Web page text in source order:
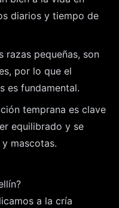
diarios y tiempo de
razas pequeñas, son
por lo que el
es fundamental.
temprana es clave
equilibrado y se
mascotas.
a la cría